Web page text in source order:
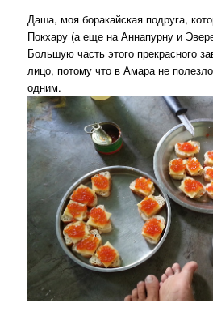
Даша, моя боракайская подруга,
Покхару (а еще на Аннапурну и
Большую часть этого прекрасного
лицо, потому что в Амара не
одним.